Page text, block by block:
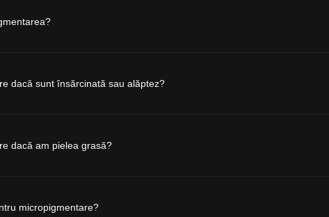
dacă sunt însărcinată sau alăptez?
dacă am pielea grasă?
micropigmentare?